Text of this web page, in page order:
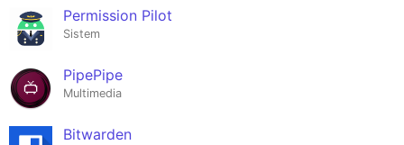
Permission Pilot
Sistem
PipePipe
Multimedia
Bitwarden